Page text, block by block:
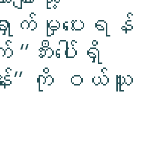
ောက်မှုပေးရန်
ဘီးပေါ်ရှိ
း” ကို ဝယ်ယူ